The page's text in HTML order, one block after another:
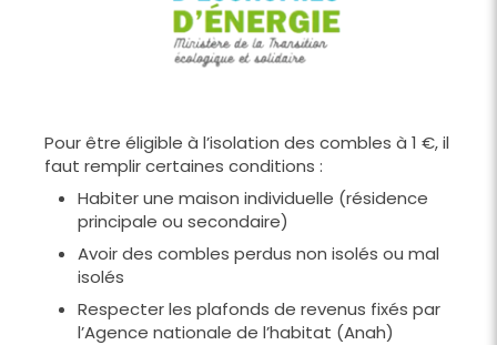
Pour être éligible à l’isolation des combles à 1 €, il
faut remplir certaines conditions :
Habiter une maison individuelle (résidence
principale ou secondaire)
Avoir des combles perdus non isolés ou mal
isolés
Respecter les plafonds de revenus fixés par
l’Agence nationale de l’habitat (Anah)